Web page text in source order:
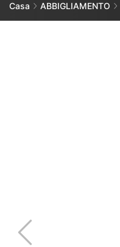
Casa ABBIGLIAMENTO